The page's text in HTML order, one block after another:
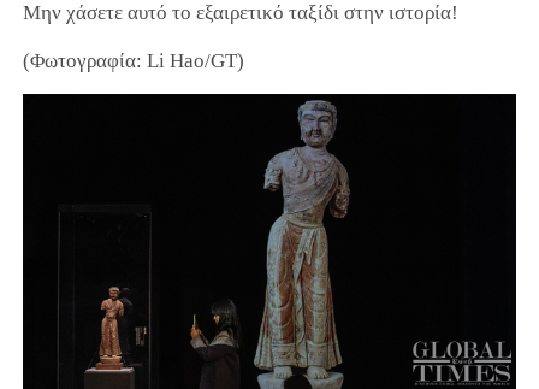
Μην χάσετε αυτό το εξαιρετικό ταξίδι στην ιστορία!
(Φωτογραφία: Li Hao/GT)